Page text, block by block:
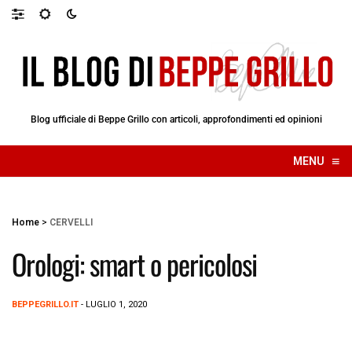
Blog ufficiale di Beppe Grillo con articoli, approfondimenti ed opinioni
MENU ≡
☰
Home > CERVELLI
Orologi: smart o pericolosi
BEPPEGRILLO.IT - LUGLIO 1, 2020